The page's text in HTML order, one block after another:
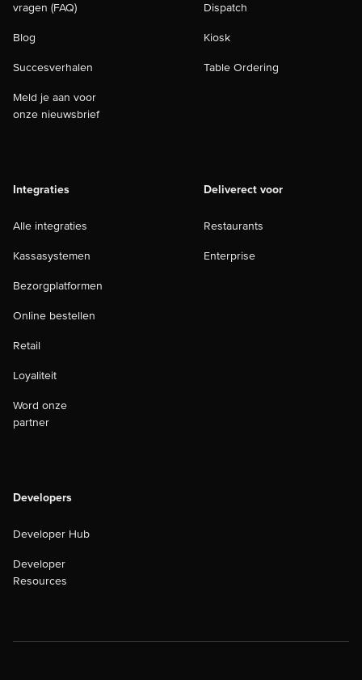
vragen (FAQ)
Blog
Succesverhalen
Meld je aan voor
onze nieuwsbrief
Dispatch
Kiosk
Table Ordering
Integraties
Alle integraties
Kassasystemen
Bezorgplatformen
Online bestellen
Retail
Loyaliteit
Word onze
partner
Deliverect voor
Restaurants
Enterprise
Developers
Developer Hub
Developer
Resources